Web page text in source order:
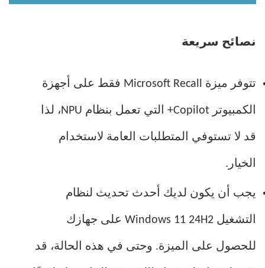
نصائح سريعة
تتوفر ميزة Microsoft Recall فقط على أجهزة
الكمبيوتر Copilot+ التي تعمل بنظام NPU، لذا
قد لا تستوفي المتطلبات العامة لاستخدام
الخيار.
يجب أن يكون لديك أحدث تحديث لنظام
التشغيل Windows 11 24H2 على جهازك
للحصول على الميزة. وحتى في هذه الحالة، قد